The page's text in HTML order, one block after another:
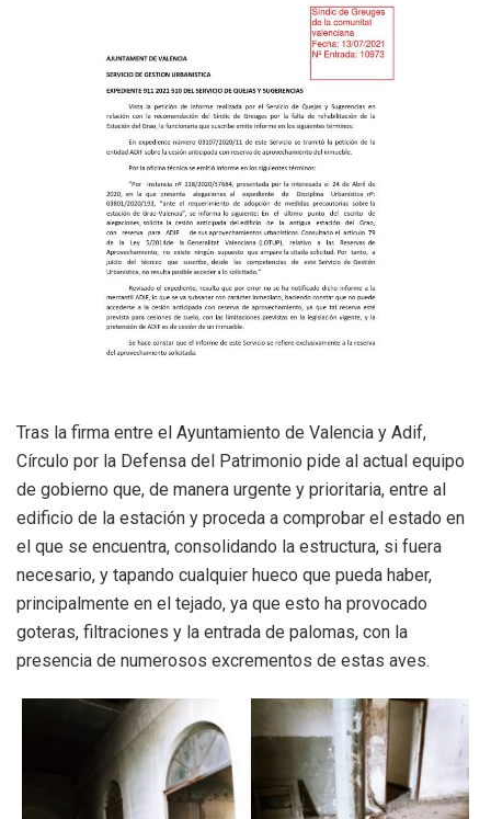
Tras la firma entre el Ayuntamiento de Valencia y Adif,
Círculo por la Defensa del Patrimonio pide al actual equipo
de gobierno que, de manera urgente y prioritaria, entre al
edificio de la estación y proceda a comprobar el estado en
el que se encuentra, consolidando la estructura, si fuera
necesario, y tapando cualquier hueco que pueda haber,
principalmente en el tejado, ya que esto ha provocado
goteras, filtraciones y la entrada de palomas, con la
presencia de numerosos excrementos de estas aves.